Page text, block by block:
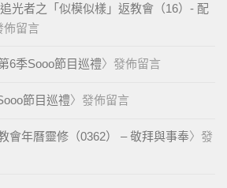
光者之「似模似樣」返教會（16）- 配
佈留言
6季Sooo節目巡禮〉發佈留言
節目巡禮〉發佈留言
會年曆靈修（0362） – 敬拜與事奉〉發